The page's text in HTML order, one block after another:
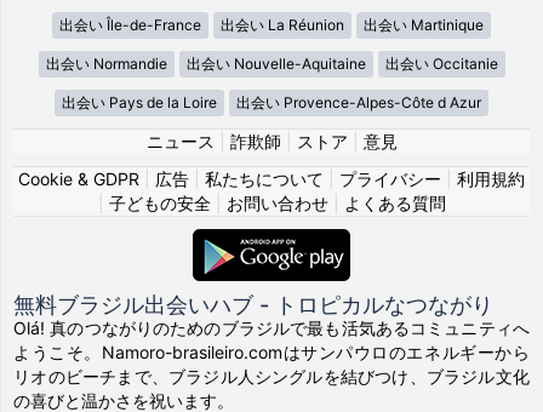
出会い Île-de-France 出会い La Réunion 出会い Martinique
出会い Normandie 出会い Nouvelle-Aquitaine 出会い Occitanie
出会い Pays de la Loire 出会い Provence-Alpes-Côte d Azur
ニュース 詐欺師 ストア
意見
Cookie & GDPR
広告 私たちについて プライバシー
利用規約
子どもの安全| お問い合わせ| よくある質問
無料ブラジル出会いハブ - トロピカルなつながり
Olá! 真のつながりのためのブラジルで最も活気あるコミュニティへ
ようこそ。Namoro-brasileiro.comはサンパウロのエネルギーから
リオのビーチまで、ブラジル人シングルを結びつけ、ブラジル文化
の喜びと温かさを祝います。